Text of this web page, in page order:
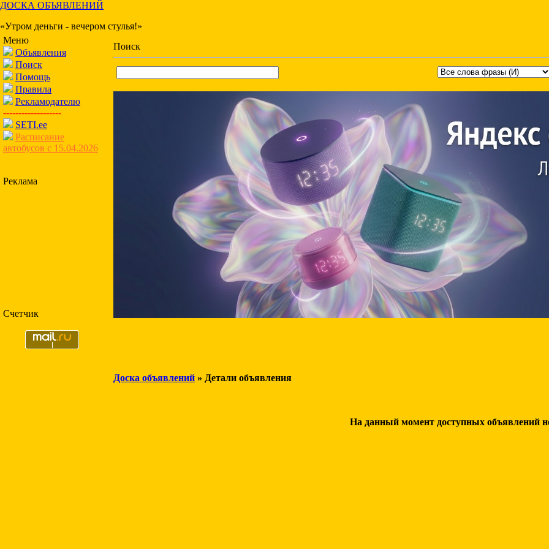
ДОСКА ОБЪЯВЛЕНИЙ
«Утром деньги - вечером стулья!»
Меню
Объявления
Поиск
Помощь
Правила
Рекламодателю
-------------------
SETI.ee
Расписание
автобусов с 15.04.2026
Реклама
Счетчик
Поиск
Доска объявлений » Детали объявления
На данный момент доступных объявлений